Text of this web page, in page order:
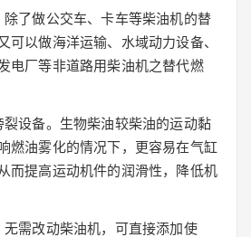
了做公交车、卡车等柴油机的替
可以做海洋运输、水域动力设备、
电厂等非道路用柴油机之替代燃
设备。生物柴油较柴油的运动黏
燃油雾化的情况下，更容易在气缸
而提高运动机件的润滑性，降低机
需改动柴油机，可直接添加使